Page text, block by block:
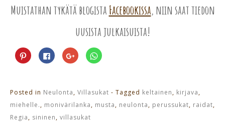
Muistathan tykätä blogista Facebookissa, niin saat tiedon
uusista julkaisuista!
Jaa
Pinterest
palvelussa(Avautuu
Jaa
Facebookissa(Avautuu
uudessa
Jaa
Google+
palvelussa(Avautuu
Jaa
WhatsApp
Posted in Neulonta, Villasukat - Tagged keltainen, kirjava,
miehelle., monivärilanka, musta, neulonta, perussukat, raidat,
Regia, sininen, villasukat